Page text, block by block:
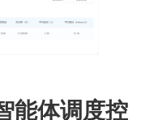
能体调度控